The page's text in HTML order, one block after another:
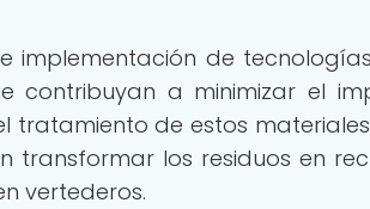
implementación de
contribuyan a minimizar el
tratamiento de estos
transformar los residuos en
vertederos.